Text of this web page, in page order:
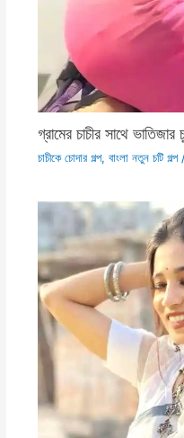
গ্রামের চাচীর সাথে ভাতিজার
চাচীকে চোদার গল্প, বাংলা নতুন চটি গল্প/